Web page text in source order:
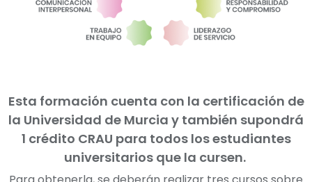
Esta formación cuenta con la certificación de
la Universidad de Murcia y también supondrá
1 crédito CRAU para todos los estudiantes
universitarios que la cursen.